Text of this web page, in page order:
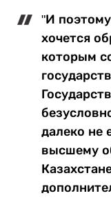
"И
хочется
которым
далеко не
высшему